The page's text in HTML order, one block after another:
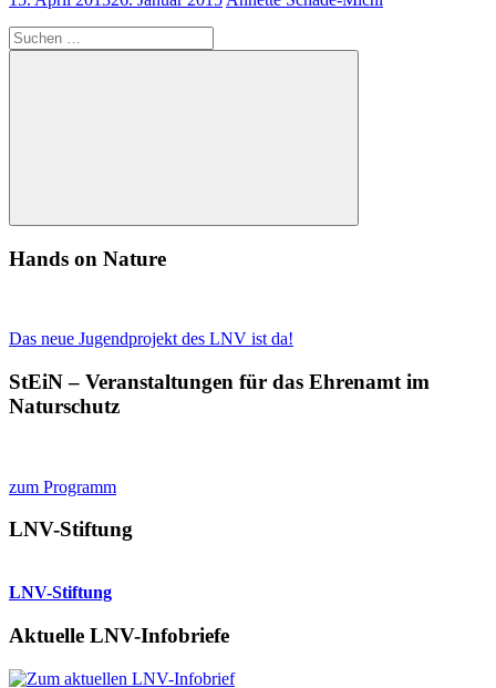
Suchen
nach:
Suchen
Hands on Nature
Das neue Jugendprojekt des LNV ist da!
StEiN – Veranstaltungen für das Ehrenamt im
Naturschutz
zum Programm
LNV-Stiftung
LNV-Stiftung
Aktuelle LNV-Infobriefe